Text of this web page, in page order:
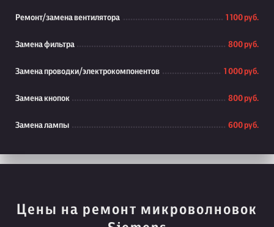
Ремонт/замена вентилятора 1 100 руб.
Замена фильтра 800 руб.
Замена проводки/электрокомпонентов 1 000 руб.
Замена кнопок 800 руб.
Замена лампы 600 руб.
Цены на ремонт микроволновок